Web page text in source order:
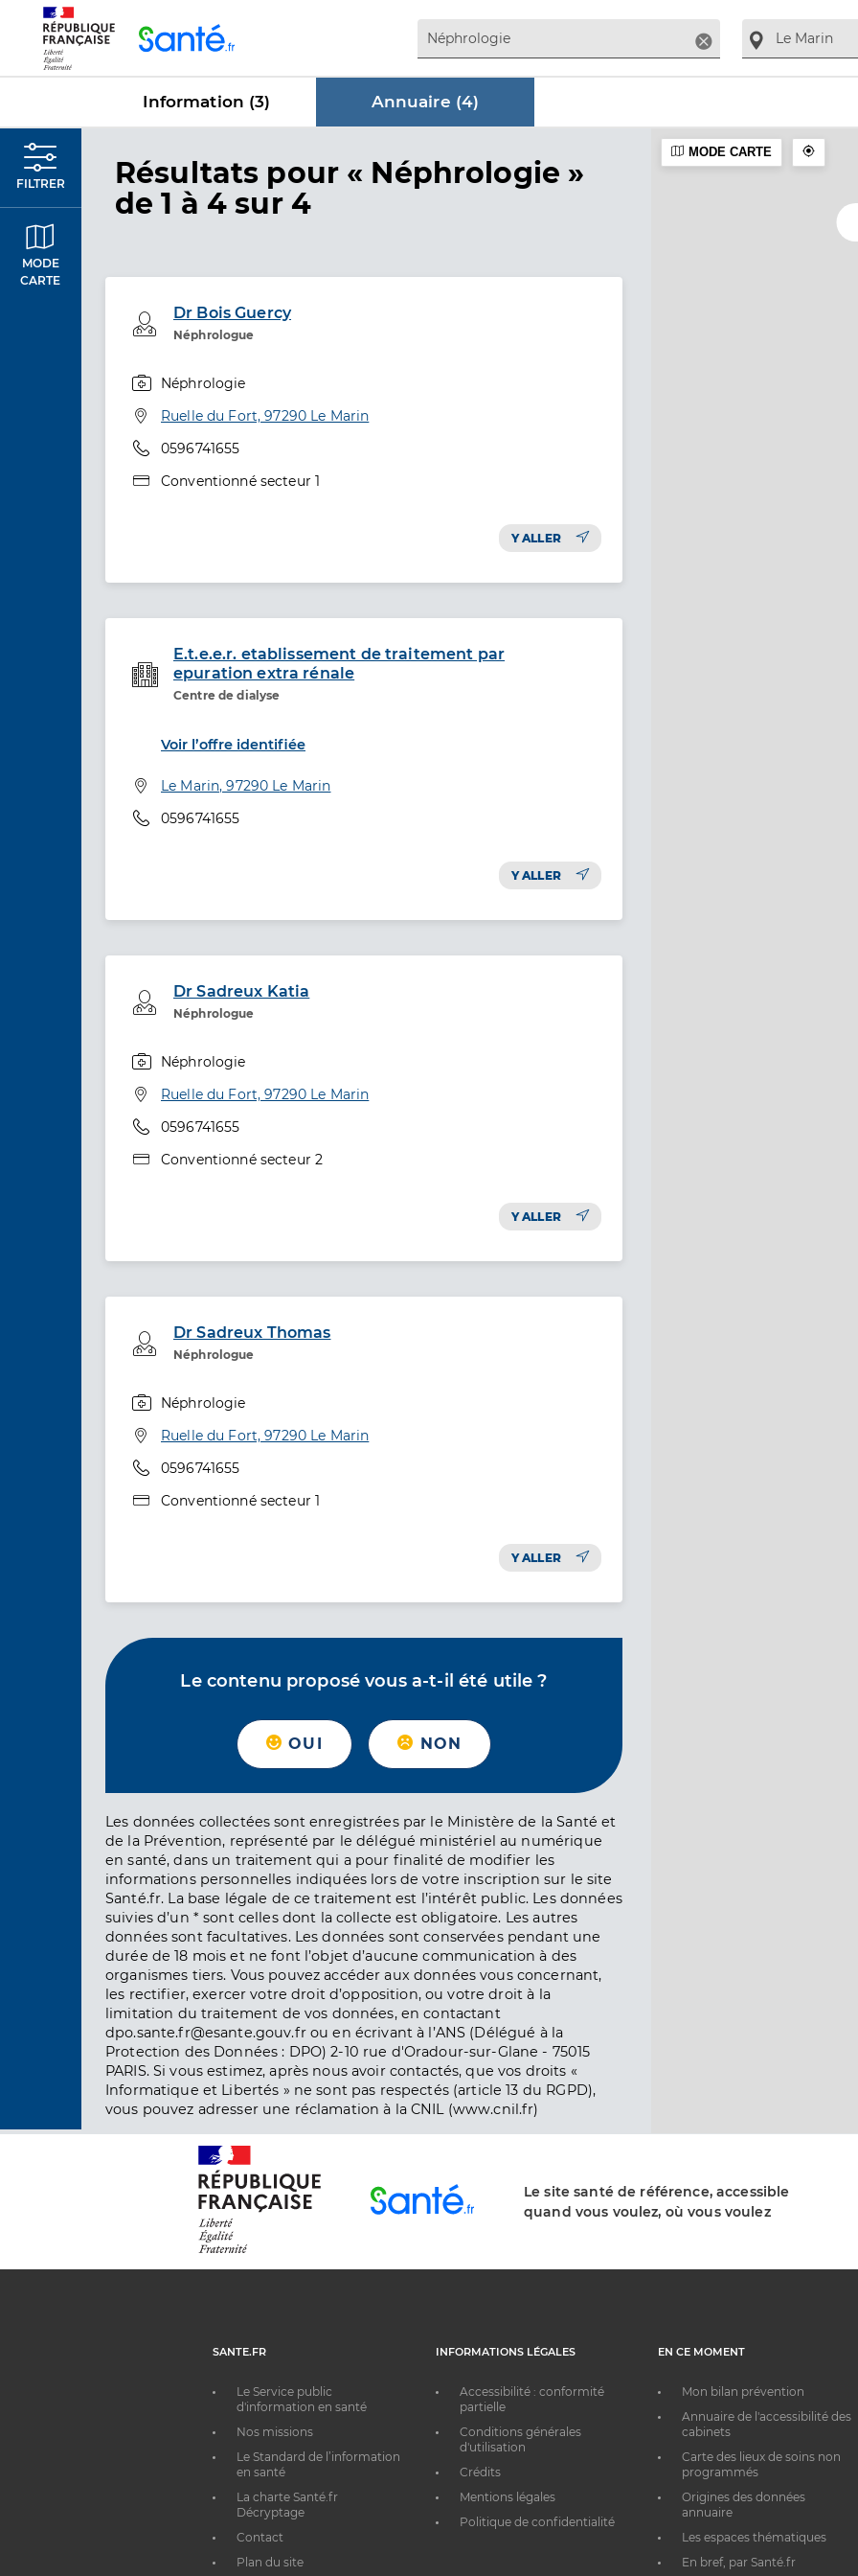
Supprimer
Information (3) Annuaire (4)
FILTRER
MODE
CARTE
Résultats dans Annuaire
pour « Néphrologie »
de 1 à 4 sur 4
Dr Bois Guercy
Néphrologue
Professionel de santé
Néphrologie
Adresse
Ruelle du Fort, 97290 Le Marin
Téléphone
0596741655
Type de convention
Conventionné secteur 1
Y ALLER
E.t.e.e.r. etablissement de traitement par
epuration extra rénale
Centre de dialyse
Etablissement de soins
Voir l’offre identifiée
Adresse
Le Marin, 97290 Le Marin
Téléphone
0596741655
Y ALLER
Dr Sadreux Katia
Néphrologue
Professionel de santé
Néphrologie
Adresse
Ruelle du Fort, 97290 Le Marin
Téléphone
0596741655
Type de convention
Conventionné secteur 2
Y ALLER
Dr Sadreux Thomas
Néphrologue
Professionel de santé
Néphrologie
Adresse
Ruelle du Fort, 97290 Le Marin
Téléphone
0596741655
Type de convention
Conventionné secteur 1
Y ALLER
Le contenu proposé vous a-t-il été utile ?
OUI NON
Les données collectées sont enregistrées par le Ministère de la Santé et
de la Prévention, représenté par le délégué ministériel au numérique
en santé, dans un traitement qui a pour finalité de modifier les
informations personnelles indiquées lors de votre inscription sur le site
Santé.fr. La base légale de ce traitement est l’intérêt public. Les données
suivies d’un * sont celles dont la collecte est obligatoire. Les autres
données sont facultatives. Les données sont conservées pendant une
durée de 18 mois et ne font l’objet d’aucune communication à des
organismes tiers. Vous pouvez accéder aux données vous concernant,
les rectifier, exercer votre droit d’opposition, ou votre droit à la
limitation du traitement de vos données, en contactant
dpo.sante.fr@esante.gouv.fr ou en écrivant à l’ANS (Délégué à la
Protection des Données : DPO) 2-10 rue d'Oradour-sur-Glane - 75015
PARIS. Si vous estimez, après nous avoir contactés, que vos droits «
Informatique et Libertés » ne sont pas respectés (article 13 du RGPD),
vous pouvez adresser une réclamation à la CNIL (www.cnil.fr)
MODE CARTE
Le site santé de référence, accessible
quand vous voulez, où vous voulez
SANTE.FR
Le Service public
d'information en santé
Nos missions
Le Standard de l’information
en santé
La charte Santé.fr
Décryptage
Contact
Plan du site
INFORMATIONS LÉGALES
Accessibilité : conformité
partielle
Conditions générales
d'utilisation
Crédits
Mentions légales
Politique de confidentialité
EN CE MOMENT
Mon bilan prévention
Annuaire de l'accessibilité des
cabinets
Carte des lieux de soins non
programmés
Origines des données
annuaire
Les espaces thématiques
En bref, par Santé.fr
Panneau de gestion des cookies